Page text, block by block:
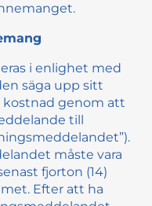
i enlighet med
säga upp sitt
genom att
till
måste vara
fjorton (14)
Efter att ha